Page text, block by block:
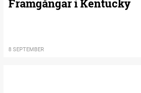
Framgångar i Kentucky
8 SEPTEMBER